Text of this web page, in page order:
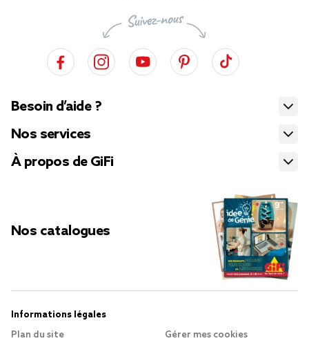
Besoin d’aide ?
Nos services
À propos de GiFi
Nos catalogues
Informations légales
Plan du site
Gérer mes cookies